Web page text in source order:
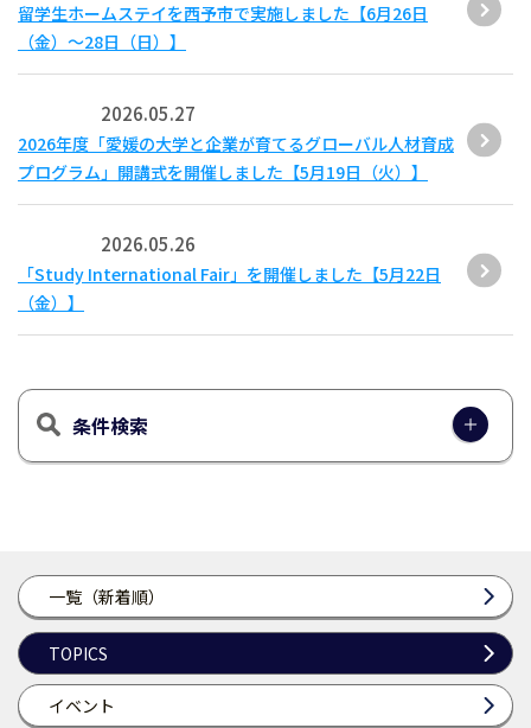
一覧（新着順）
TOPICS
イベント
留学生ホームステイを西予市で実施しました【6月26日
（金）～28日（日）】
2026.05.27
2026年度「愛媛の大学と企業が育てるグローバル人材育成
プログラム」開講式を開催しました【5月19日（火）】
2026.05.26
「Study International Fair」を開催しました【5月22日
（金）】
条件検索